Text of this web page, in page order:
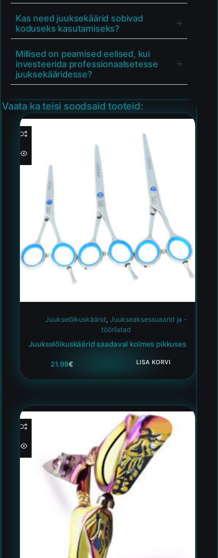
Kas need juuksekäärid sobivad
koduseks kasutamiseks?
Millised on peamised eelised, kui
investeerida professionaalsetesse
juuksekääridesse?
Vaata ka teisi soodsaid tooteid:
Juukselõikuskäärid,Juukseaksessuaarid ja -
tööriistad
Juukselõikuskäärid saadaval kolmes pikkuses
21.98€ LISA KORVI